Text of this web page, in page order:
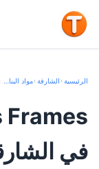
الرئيسية› الشارقة› مواد البناء والتشييد
Frames
في